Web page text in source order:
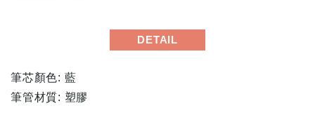
DETAIL
筆芯顏色: 藍
筆管材質: 塑膠